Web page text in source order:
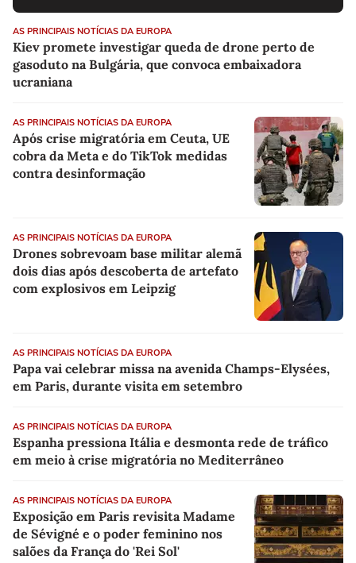
AS PRINCIPAIS NOTÍCIAS DA EUROPA
Kiev promete investigar queda de drone perto de
gasoduto na Bulgária, que convoca embaixadora
ucraniana
AS PRINCIPAIS NOTÍCIAS DA EUROPA
Após crise migratória em Ceuta, UE
cobra da Meta e do TikTok medidas
contra desinformação
AS PRINCIPAIS NOTÍCIAS DA EUROPA
Drones sobrevoam base militar alemã
dois dias após descoberta de artefato
com explosivos em Leipzig
AS PRINCIPAIS NOTÍCIAS DA EUROPA
Papa vai celebrar missa na avenida Champs-Elysées,
em Paris, durante visita em setembro
AS PRINCIPAIS NOTÍCIAS DA EUROPA
Espanha pressiona Itália e desmonta rede de tráfico
em meio à crise migratória no Mediterrâneo
AS PRINCIPAIS NOTÍCIAS DA EUROPA
Exposição em Paris revisita Madame
de Sévigné e o poder feminino nos
salões da França do 'Rei Sol'